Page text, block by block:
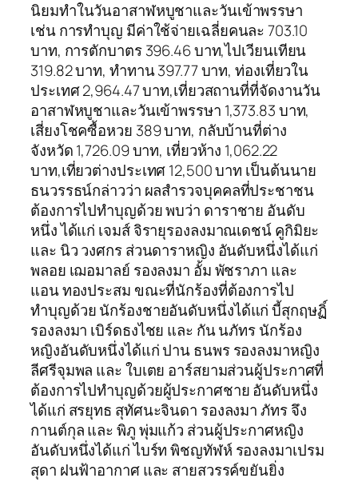
นิยมทำในวันอาสาฬหบูชาและวันเข้าพรรษา
เช่น การทำบุญ มีค่าใช้จ่ายเฉลี่ยคนละ 703.10
บาท, การตักบาตร 396.46 บาท,ไปเวียนเทียน
319.82 บาท, ทำทาน 397.77 บาท, ท่องเที่ยวใน
ประเทศ 2,964.47 บาท,เที่ยวสถานที่ที่จัดงานวัน
อาสาฬหบูชาและวันเข้าพรรษา 1,373.83 บาท,
เสี่ยงโชคซื้อหวย 389 บาท, กลับบ้านที่ต่าง
จังหวัด 1,726.09 บาท, เที่ยวห้าง 1,062.22
บาท,เที่ยวต่างประเทศ 12,500 บาท เป็นต้นนาย
ธนวรรธน์กล่าวว่า ผลสำรวจบุคคลที่ประชาชน
ต้องการไปทำบุญด้วย พบว่า ดาราชาย อันดับ
หนึ่ง ได้แก่ เจมส์ จิรายุรองลงมาณเดชน์ คูกิมิยะ
และ นิว วงศกร ส่วนดาราหญิง อันดับหนึ่งได้แก่
พลอย เฌอมาลย์ รองลงมา อั้ม พัชราภา และ
แอน ทองประสม ขณะที่นักร้องที่ต้องการไป
ทำบุญด้วย นักร้องชายอันดับหนึ่งได้แก่ บี้สุกฤษฏิ์
รองลงมา เบิร์ดธงไชย และ กัน นภัทร นักร้อง
หญิงอันดับหนึ่งได้แก่ ปาน ธนพร รองลงมาหญิง
ลีศรีจุมพล และ ใบเตย อาร์สยามส่วนผู้ประกาศที่
ต้องการไปทำบุญด้วยผู้ประกาศชาย อันดับหนึ่ง
ได้แก่ สรยุทธ สุทัศนะจินดา รองลงมา ภัทร จึง
กานต์กุล และ พิภู พุ่มแก้ว ส่วนผู้ประกาศหญิง
อันดับหนึ่งได้แก่ ไบร์ท พิชญทัฬห์ รองลงมาเปรม
สุดา ฝนฟ้าอากาศ และ สายสวรรค์ขยันยิ่ง